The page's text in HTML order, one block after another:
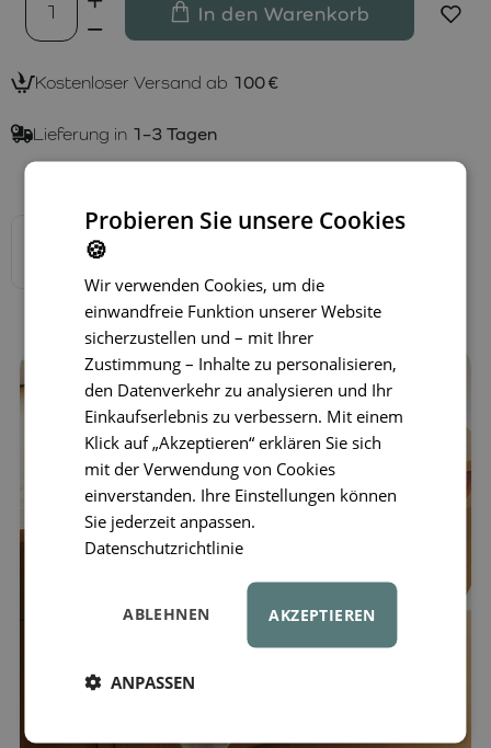
In den Warenkorb
Kostenloser Versand ab 100 €
Lieferung in 1–3 Tagen
Probieren Sie unsere Cookies
🍪
Wir verwenden Cookies, um die
einwandfreie Funktion unserer Website
sicherzustellen und – mit Ihrer
Zustimmung – Inhalte zu personalisieren,
den Datenverkehr zu analysieren und Ihr
Einkaufserlebnis zu verbessern. Mit einem
Klick auf „Akzeptieren“ erklären Sie sich
mit der Verwendung von Cookies
einverstanden. Ihre Einstellungen können
Sie jederzeit anpassen.
Datenschutzrichtlinie
AKZEPTIEREN
ABLEHNEN
ANPASSEN